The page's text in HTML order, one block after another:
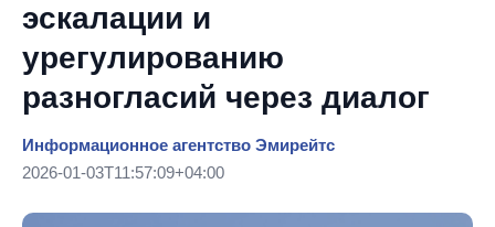
эскалации и
урегулированию
разногласий через диалог
Информационное агентство Эмирейтс
2026-01-03T11:57:09+04:00